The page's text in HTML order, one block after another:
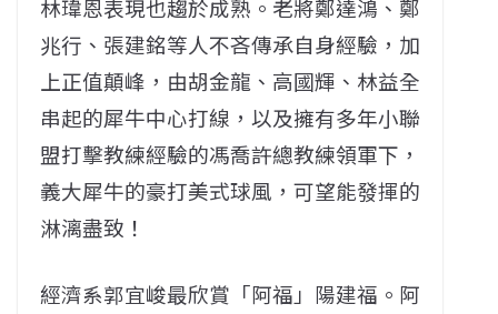
林瑋恩表現也趨於成熟。老將鄭達鴻、鄭
兆行、張建銘等人不吝傳承自身經驗，加
上正值顛峰，由胡金龍、高國輝、林益全
串起的犀牛中心打線，以及擁有多年小聯
盟打擊教練經驗的馮喬許總教練領軍下，
義大犀牛的豪打美式球風，可望能發揮的
淋漓盡致！
經濟系郭宜峻最欣賞「阿福」陽建福。阿